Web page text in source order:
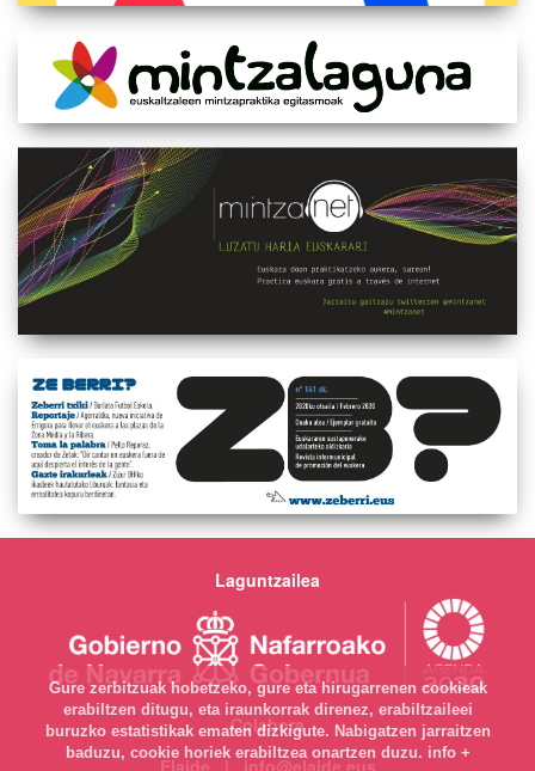
Laguntzailea
Colabora
Elaide | info@elaide.eus
Gure zerbitzuak hobetzeko, gure eta hirugarrenen cookieak
erabiltzen ditugu, eta iraunkorrak direnez, erabiltzaileei
buruzko estatistikak ematen dizkigute. Nabigatzen jarraitzen
baduzu, cookie horiek erabiltzea onartzen duzu. info +